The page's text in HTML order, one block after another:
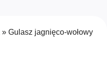
» Gulasz jagnięco-wołowy